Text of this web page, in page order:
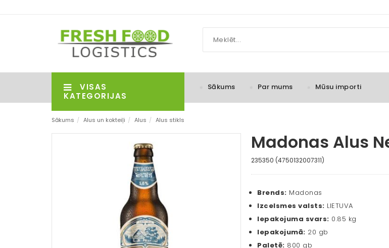
VISAS
KATEGORIJAS
Sākums Par mums Mūsu importi
Sākums / Alus un kokteiļi / Alus / Alus stikls
Madonas Alus
235350 (4750132007311)
Brends: Madonas
Izcelsmes valsts: LIETUVA
Iepakojuma svars: 0.85 kg
Iepakojumā: 20 gb
Paletē: 800 gb